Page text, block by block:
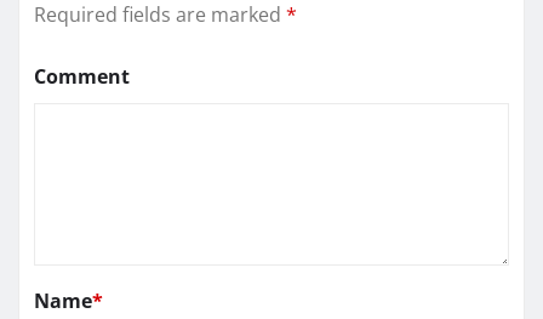
Required fields are marked *
Comment
Name*